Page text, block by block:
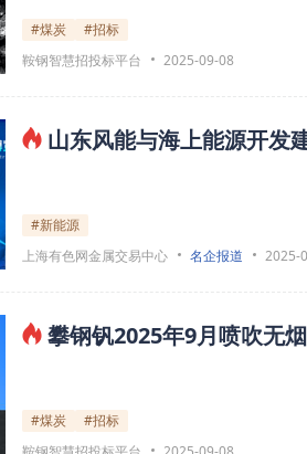
#煤炭
#招标
鞍钢智慧招投标平台
2025-09-08
山东风能与海上能源开发
#新能源
上海有色网金属交易中心
名企报道 2025-
攀钢钒2025年9月喷吹无
#煤炭
#招标